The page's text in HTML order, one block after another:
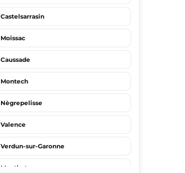
Castelsarrasin
Moissac
Caussade
Montech
Nègrepelisse
Valence
Verdun-sur-Garonne
Montbeton